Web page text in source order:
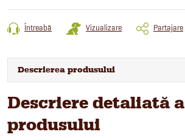
Întreabă Vizualizare Partajare
Descrierea produsului
Descriere detaliată a
produsului